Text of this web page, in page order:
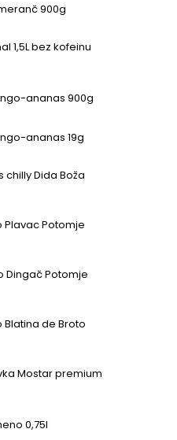
900g
1,5L bez kofeinu
ananas 900g
ananas 19g
chilly Dida Boža
Plavac Potomje
Dingač Potomje
de Broto
Mostar premium
0,75l